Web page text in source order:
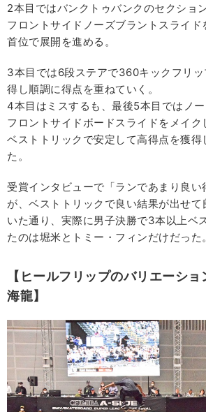
2本目ではバンクトゥバンクのセクショ
フロントサイドノーズブラントスライ
首位で展開を進める。
3本目では6段ステアで360キックフリ
得し順調に得点を重ねていく。
4本目はミスするも、最後5本目ではノ
フロントサイドボードスライドをメイク
ベストトリックで安定して高得点を獲得
た。
受賞インタビューで「ランであまり良い
が、ベストトリックで良い結果が出せて
いた通り、実際に男子決勝で3本以上ベ
たのは堀米とトミー・フィンだけだった。
【ヒールフリップのバリエーシ
海龍】